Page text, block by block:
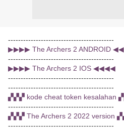
------------------------------------------
▶▶▶▶ The Archers 2 ANDROID
------------------------------------------
▶▶▶▶ The Archers 2 IOS ◀◀◀◀
------------------------------------------
------------------------------------------
▞▞▞ kode cheat token kesalahan
------------------------------------------
▞▞▞ The Archers 2 2022 version
------------------------------------------